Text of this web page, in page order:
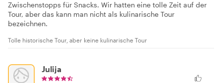
Zwischenstopps für Snacks. Wir hatten eine tolle Zeit auf der
Tour, aber das kann man nicht als kulinarische Tour
bezeichnen.
Tolle historische Tour, aber keine kulinarische Tour
Julija